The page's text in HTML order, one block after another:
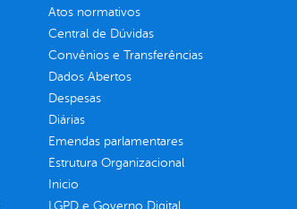
Atos normativos
Central de Dúvidas
Convênios e Transferências
Dados Abertos
Despesas
Diárias
Emendas parlamentares
Estrutura Organizacional
Inicio
LGPD e Governo Digital